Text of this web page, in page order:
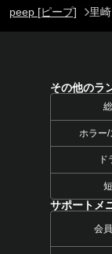
peep [ピープ] 里
その他のラ
ホラー
ド
サポートメ
会